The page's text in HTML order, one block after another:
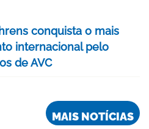
conquista o mais
internacional pelo
de AVC
MAIS NOTÍCIAS